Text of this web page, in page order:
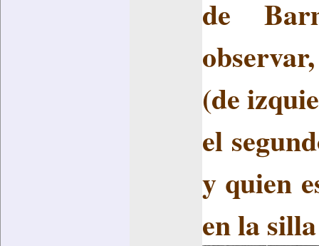
de
(de
el
y quien
en la